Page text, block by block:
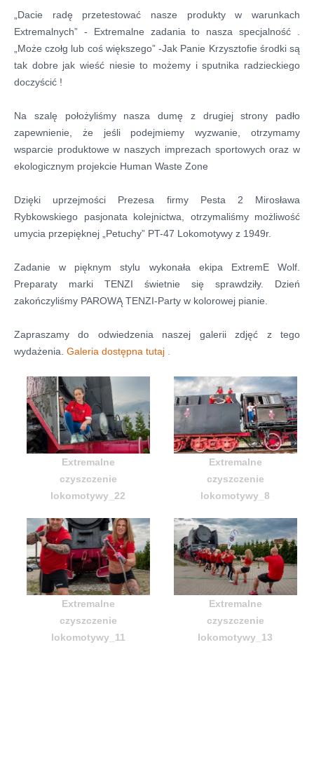
„Dacie radę przetestować nasze produkty w warunkach
Extremalnych” - Extremalne zadania to nasza specjalność .
„Może czołg lub coś większego” -Jak Panie Krzysztofie środki są
tak dobre jak wieść niesie to możemy i sputnika radzieckiego
doczyścić !
Na szalę położyliśmy nasza dumę z drugiej strony padło
zapewnienie, że jeśli podejmiemy wyzwanie, otrzymamy
wsparcie produktowe w naszych imprezach sportowych oraz w
ekologicznym projekcie Human Waste Zone
Dzięki uprzejmości Prezesa firmy Pesta 2 Mirosława
Rybkowskiego pasjonata kolejnictwa, otrzymaliśmy możliwość
umycia przepięknej „Petuchy” PT-47 Lokomotywy z 1949r.
Zadanie w pięknym stylu wykonała ekipa ExtremE Wolf.
Preparaty marki TENZI świetnie się sprawdziły. Dzień
zakończyliśmy PAROWĄ TENZI-Party w kolorowej pianie.
Zapraszamy do odwiedzenia naszej galerii zdjęć z tego
wydażenia. Galeria dostępna tutaj .
Extremalne
czyszczenie
lokomotywy_22
Extremalne
czyszczenie
lokomotywy_8
Extremalne
czyszczenie
lokomotywy_11
Extremalne
czyszczenie
lokomotywy_13